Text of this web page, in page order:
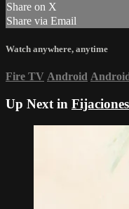
Share on X
Share via Email
Watch anywhere, anytime
Fire TV Android
Up Next in Fijaciones